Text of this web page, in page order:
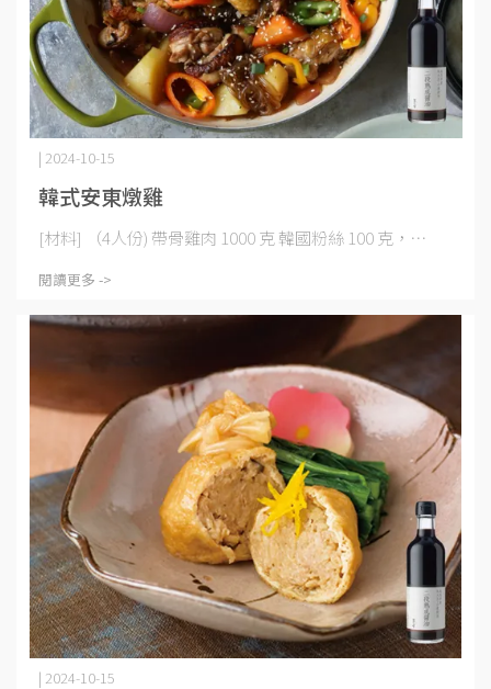
韓式安東燉雞
| 2024-10-15
[材料] （4人份) 帶骨雞肉 1000 克 韓國粉絲 100 克，⋯
閱讀更多 ->
| 2024-10-15